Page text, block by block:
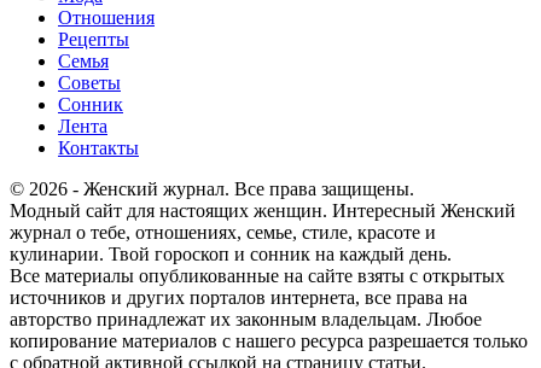
Отношения
Рецепты
Семья
Советы
Сонник
Лента
Контакты
© 2026 - Женский журнал. Все права защищены.
Модный сайт для настоящих женщин. Интересный Женский
журнал о тебе, отношениях, семье, стиле, красоте и
кулинарии. Твой гороскоп и сонник на каждый день.
Все материалы опубликованные на сайте взяты с открытых
источников и других порталов интернета, все права на
авторство принадлежат их законным владельцам. Любое
копирование материалов с нашего ресурса разрешается только
с обратной активной ссылкой на страницу статьи.